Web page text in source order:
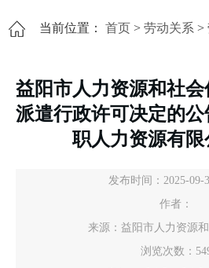
当前位置： 首页 > 劳动关系 >
益阳市人力资源和社
派遣行政许可决定的
职人力资源有限
发布时间：2025-09-
作者：
来源：益阳市人力资源
浏览次数：